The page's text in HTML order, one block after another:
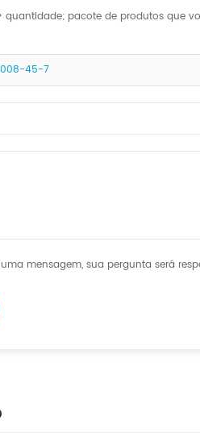
pacote de produtos que
45-7
mensagem, sua pergunta será